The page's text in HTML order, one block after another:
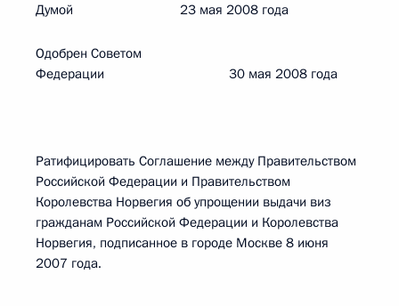
Думой 23 мая 2008 года
Одобрен Советом
Федерации 30 мая 2008 года
Ратифицировать Соглашение между Правительством
Российской Федерации и Правительством
Королевства Норвегия об упрощении выдачи виз
гражданам Российской Федерации и Королевства
Норвегия, подписанное в городе Москве 8 июня
2007 года.